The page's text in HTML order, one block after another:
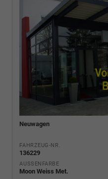
Neuwagen
FAHRZEUG-NR.
136229
AUSSENFARBE
Moon Weiss Met.